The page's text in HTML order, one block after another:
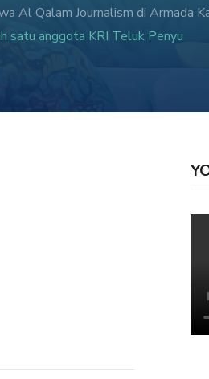
Al Qalam Journalism di Armada
satu anggota KRI Teluk Penyu